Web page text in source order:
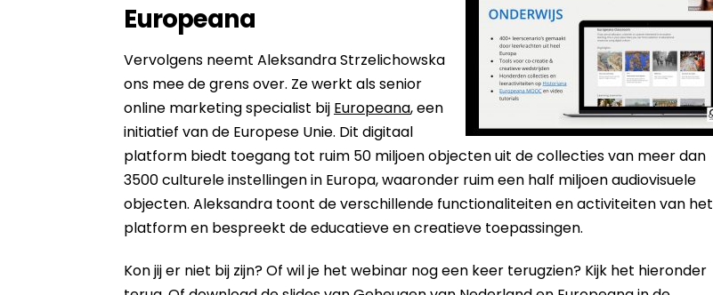
Europeana
Vervolgens neemt Aleksandra Strzelichowska
ons mee de grens over. Ze werkt als senior
online marketing specialist bij Europeana, een
initiatief van de Europese Unie. Dit digitaal
platform biedt toegang tot ruim 50 miljoen objecten uit de collecties van meer dan
3500 culturele instellingen in Europa, waaronder ruim een half miljoen audiovisuele
objecten. Aleksandra toont de verschillende functionaliteiten en activiteiten van het
platform en bespreekt de educatieve en creatieve toepassingen.
Kon jij er niet bij zijn? Of wil je het webinar nog een keer terugzien? Kijk het hieronder